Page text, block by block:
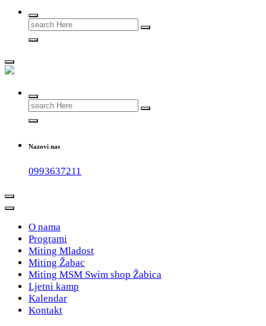
Search
for:
#teammladost
Search
for:
Nazovi nas
0993637211
O nama
Programi
Miting Mladost
Miting Žabac
Miting MSM Swim shop Žabica
Ljetni kamp
Kalendar
Kontakt